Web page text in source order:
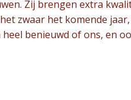
Zij brengen extra
zwaar het komende jaar,
benieuwd of ons, en